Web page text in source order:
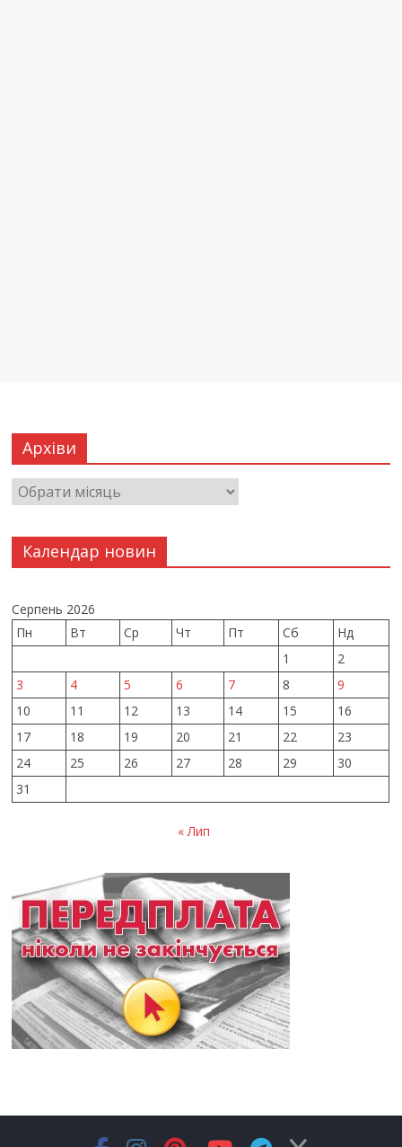
Архіви
Календар новин
Серпень 2026
Пн
Вт Ср Чт Пт Сб
Нд
1
2
3
4 5 6 7 8
9
10
11 12 13 14 15
16
17
18 19 20 21 22
23
24
25 26 27 28 29
30
31
« Лип